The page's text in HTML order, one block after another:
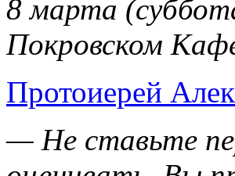
8 марта
Покровском
Протоиерей
— Не ставьте